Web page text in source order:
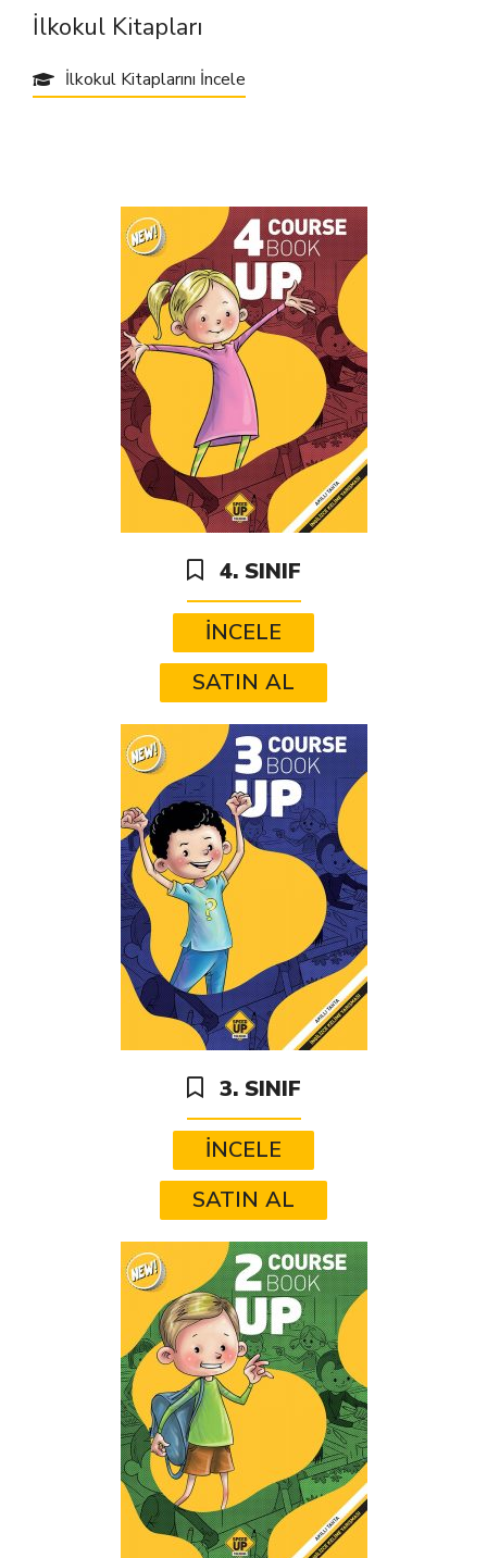
İlkokul Kitapları
İlkokul Kitaplarını İncele
4. SINIF
İNCELE
SATIN AL
3. SINIF
İNCELE
SATIN AL